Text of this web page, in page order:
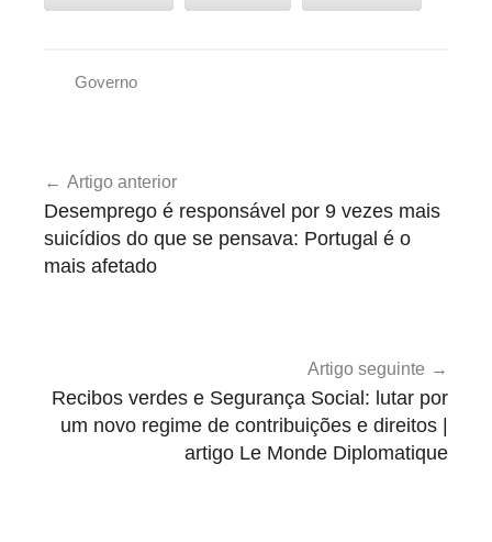
Governo
de
artigos
Artigo anterior
Desemprego é responsável por 9 vezes mais
suicídios do que se pensava: Portugal é o
mais afetado
Artigo seguinte
Recibos verdes e Segurança Social: lutar por
um novo regime de contribuições e direitos |
artigo Le Monde Diplomatique